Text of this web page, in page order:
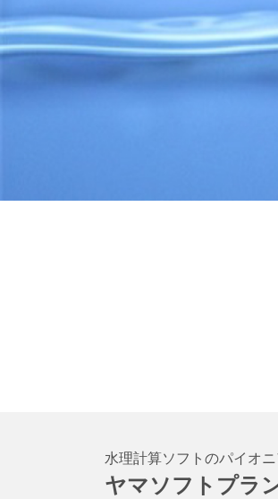
水理計算ソフトのパイオニ
ヤマソフトプラ